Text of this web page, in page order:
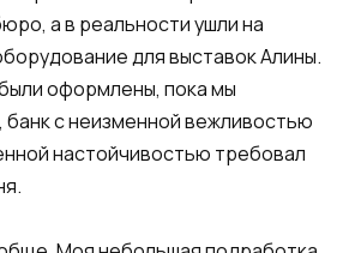
а в реальности ушли на
для выставок Алины.
оформлены, пока мы
банк с неизменной вежливостью
настойчивостью требовал